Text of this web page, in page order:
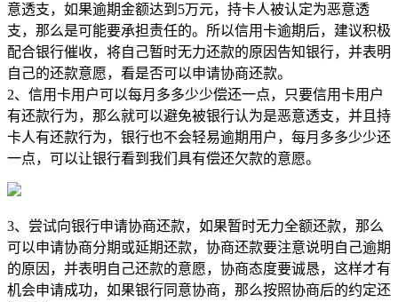
意透支，如果逾期金额达到5万元，持卡人被认定为恶意透
支，那么是可能要承担责任的。所以信用卡逾期后，建议积极
配合银行催收，将自己暂时无力还款的原因告知银行，并表明
自己的还款意愿，看是否可以申请协商还款。
2、信用卡用户可以每月多多少少偿还一点，只要信用卡用户
有还款行为，那么就可以避免被银行认为是恶意透支，并且持
卡人有还款行为，银行也不会轻易逾期用户，每月多多少少还
一点，可以让银行看到我们具有偿还欠款的意愿。
3、尝试向银行申请协商还款，如果暂时无力全额还款，那么
可以申请协商分期或延期还款，协商还款要注意说明自己逾期
的原因，并表明自己还款的意愿，协商态度要诚恳，这样才有
机会申请成功，如果银行同意协商，那么按照协商后的约定还